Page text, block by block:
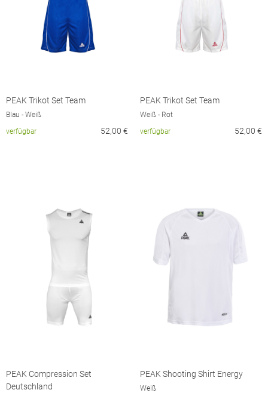
PEAK Trikot Set Team
Blau - Weiß
verfügbar
52,00 €
PEAK Trikot Set Team
Weiß - Rot
verfügbar
52,00 €
PEAK Compression Set
Deutschland
PEAK Shooting Shirt Energy
Weiß